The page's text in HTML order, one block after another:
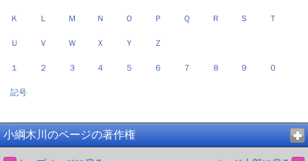
Ｋ Ｌ Ｍ Ｎ Ｏ Ｐ Ｑ Ｒ Ｓ Ｔ
Ｕ Ｖ Ｗ Ｘ Ｙ Ｚ
１ ２ ３ ４ ５ ６ ７ ８ ９ ０
記号
小綱木川のページの著作権